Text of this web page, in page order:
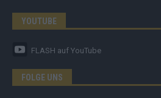
YOUTUBE
FLASH auf YouTube
FOLGE UNS